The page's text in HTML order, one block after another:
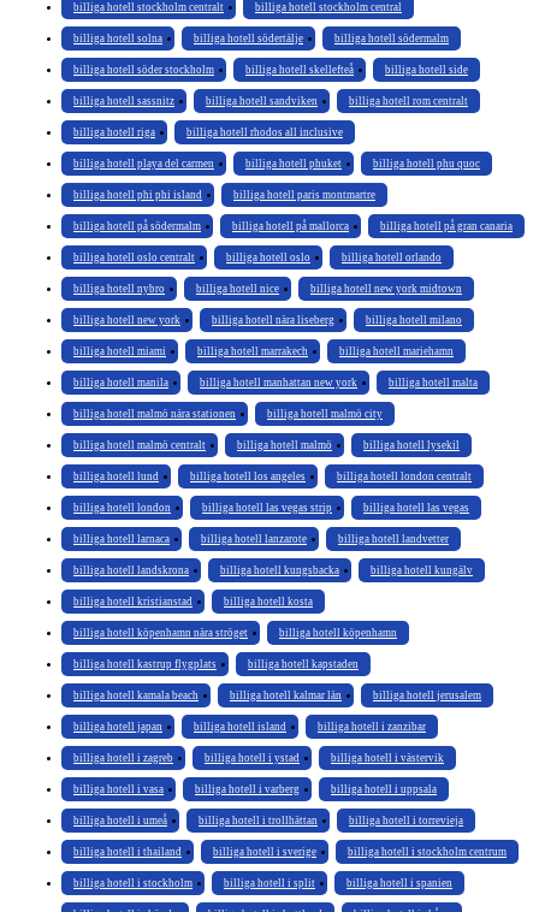
billiga hotell stockholm centralt billiga hotell stockholm central
billiga hotell solna billiga hotell södertälje billiga hotell södermalm
billiga hotell söder stockholm billiga hotell skellefteå billiga hotell side
billiga hotell sassnitz billiga hotell sandviken billiga hotell rom centralt
billiga hotell riga billiga hotell rhodos all inclusive
billiga hotell playa del carmen billiga hotell phuket billiga hotell phu quoc
billiga hotell phi phi island billiga hotell paris montmartre
billiga hotell på södermalm billiga hotell på mallorca billiga hotell på gran canaria
billiga hotell oslo centralt billiga hotell oslo billiga hotell orlando
billiga hotell nybro billiga hotell nice billiga hotell new york midtown
billiga hotell new york billiga hotell nära liseberg billiga hotell milano
billiga hotell miami billiga hotell marrakech billiga hotell mariehamn
billiga hotell manila billiga hotell manhattan new york billiga hotell malta
billiga hotell malmö nära stationen billiga hotell malmö city
billiga hotell malmö centralt billiga hotell malmö billiga hotell lysekil
billiga hotell lund billiga hotell los angeles billiga hotell london centralt
billiga hotell london billiga hotell las vegas strip billiga hotell las vegas
billiga hotell larnaca billiga hotell lanzarote billiga hotell landvetter
billiga hotell landskrona billiga hotell kungsbacka billiga hotell kungälv
billiga hotell kristianstad billiga hotell kosta
billiga hotell köpenhamn nära ströget billiga hotell köpenhamn
billiga hotell kastrup flygplats billiga hotell kapstaden
billiga hotell kamala beach billiga hotell kalmar län billiga hotell jerusalem
billiga hotell japan billiga hotell island billiga hotell i zanzibar
billiga hotell i zagreb billiga hotell i ystad billiga hotell i västervik
billiga hotell i vasa billiga hotell i varberg billiga hotell i uppsala
billiga hotell i umeå billiga hotell i trollhättan billiga hotell i torrevieja
billiga hotell i thailand billiga hotell i sverige billiga hotell i stockholm centrum
billiga hotell i stockholm billiga hotell i split billiga hotell i spanien